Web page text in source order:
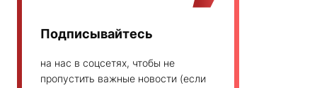
Подписывайтесь
на нас в соцсетях, чтобы не
пропустить важные новости (если